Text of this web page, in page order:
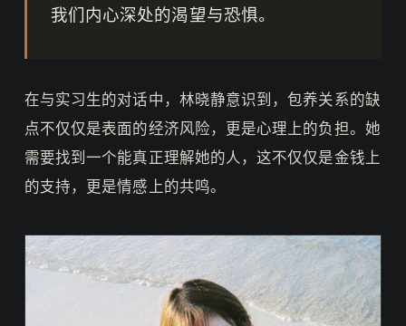
我们内心深处的渴望与恐惧。
在与实习生的对话中，林晓静意识到，包养关系的缺
点不仅仅是表面的经济风险，更是心理上的负担。她
需要找到一个能真正理解她的人，这不仅仅是金钱上
的支持，更是情感上的共鸣。